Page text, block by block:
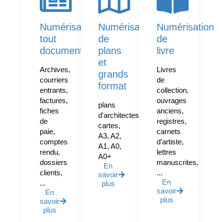
Numérisation
tout
document
Archives,
courriers
entrants,
factures,
fiches
de
paie,
comptes
rendu,
dossiers
clients,
...
En
savoir
plus
Numérisation
de
plans
et
grands
format
plans
d'architectes,
cartes,
A3, A2,
A1, A0,
A0+
En
savoir
plus
Numérisation
de
livre
Livres
de
collection,
ouvrages
anciens,
registres,
carnets
d'artiste,
lettres
manuscrites,
...
En
savoir
plus